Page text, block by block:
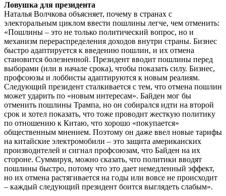
Ловушка для президента
Наталья Волчкова объясняет, почему в странах с
электоральным циклом ввести пошлины легче, чем отменить:
«Пошлины – это не только политический вопрос, но и
механизм перераспределения доходов внутри страны. Бизнес
быстро адаптируется к введению пошлин, и их отмена
становится болезненной. Президент вводит пошлины перед
выборами (или в начале срока), чтобы показать силу. Бизнес,
профсоюзы и лоббисты адаптируются к новым реалиям.
Следующий президент сталкивается с тем, что отмена пошлин
может ударить по «новым интересам». Байден мог бы
отменить пошлины Трампа, но он собирался идти на второй
срок и хотел показать, что тоже проводит жесткую политику
по отношению к Китаю, что хорошо «покупается»
общественным мнением. Поэтому он даже ввел новые тарифы
на китайские электромобили – это защита американских
производителей и сигнал профсоюзам, что Байден на их
стороне. Суммируя, можно сказать, что политики вводят
пошлины быстро, потому что это дает немедленный эффект,
но их отмена растягивается на годы или вовсе не происходит
– каждый следующий президент боится выглядеть слабым».